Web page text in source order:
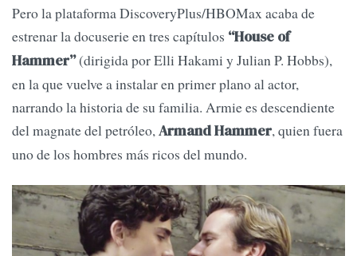
Pero la plataforma DiscoveryPlus/HBOMax acaba de
estrenar la docuserie en tres capítulos “House of
Hammer”(dirigida por Elli Hakami y Julian P. Hobbs),
en la que vuelve a instalar en primer plano al actor,
narrando la historia de su familia. Armie es descendiente
del magnate del petróleo,Armand Hammer, quien fuera
uno de los hombres más ricos del mundo.